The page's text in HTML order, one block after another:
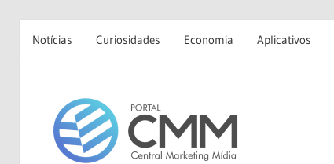
Notícias Curiosidades Economia Aplicativos
content